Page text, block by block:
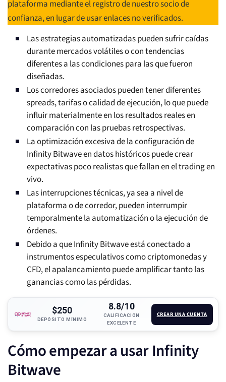
plataforma mediante el registro de nuestro socio de
confianza, en lugar de usar enlaces no verificados.
Las estrategias automatizadas pueden sufrir caídas
durante mercados volátiles o con tendencias
diferentes a las condiciones para las que fueron
diseñadas.
Los corredores asociados pueden tener diferentes
spreads, tarifas o calidad de ejecución, lo que puede
influir materialmente en los resultados reales en
comparación con las pruebas retrospectivas.
La optimización excesiva de la configuración de
Infinity Bitwave en datos históricos puede crear
expectativas poco realistas que fallan en el trading en
vivo.
Las interrupciones técnicas, ya sea a nivel de
plataforma o de corredor, pueden interrumpir
temporalmente la automatización o la ejecución de
órdenes.
Debido a que Infinity Bitwave está conectado a
instrumentos especulativos como criptomonedas y
CFD, el apalancamiento puede amplificar tanto las
ganancias como las pérdidas.
$250
DEPÓSITO MÍNIMO
8.8/10
CALIFICACIÓN
EXCELENTE
CREAR UNA CUENTA
Cómo empezar a usar Infinity
Bitwave